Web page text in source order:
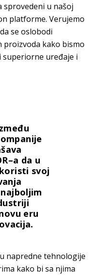
sprovedeni u našoj
platforme. Verujemo
se oslobodi
proizvoda kako bismo
superiorne uređaje i
da u
svoj
eru
napredne tehnologije
kako bi sa njima